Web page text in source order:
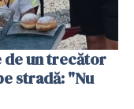
de un trecător
stradă: "Nu